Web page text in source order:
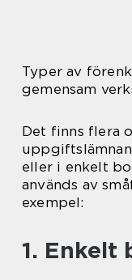
Typer av
gemensam
Det finns flera
eller i enkelt
används av
exempel:
1. Enkelt